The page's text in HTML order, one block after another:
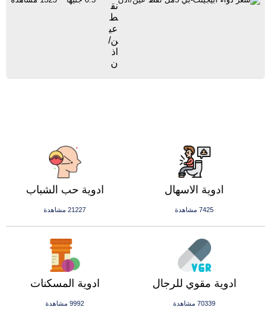
نق
ط
عي
ن/
اذ
ن
ادوية حب الشباب
21227 مشاهدة
ادوية الاسهال
7425 مشاهدة
ادوية المسكنات
9992 مشاهدة
ادوية مقوي للرجال
70339 مشاهدة